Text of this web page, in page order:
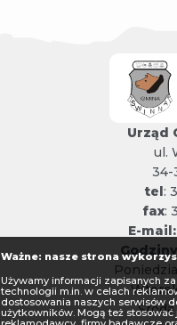
Urząd
ul.
34-
tel:
fax:
E-mail:
Środa
Ważne: nasze strona
Używamy informacji zapisanych
technologii m.in. w celach
dostosowania naszych serwisów
użytkowników. Mogą też stosować